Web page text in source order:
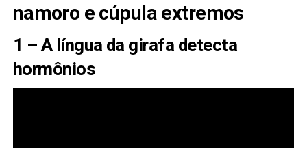
namoro e cúpula extremos
1 – A língua da girafa detecta
hormônios